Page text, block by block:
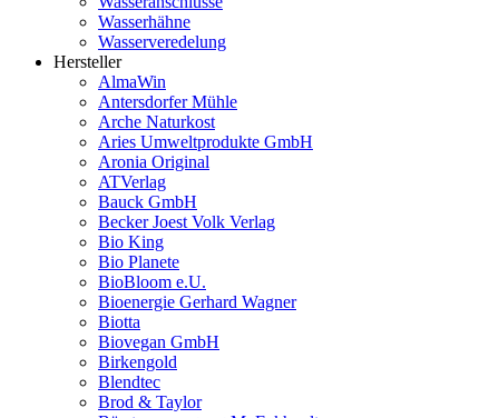
Wasserhähne
Wasserveredelung
Hersteller
AlmaWin
Antersdorfer Mühle
Arche Naturkost
Aries Umweltprodukte GmbH
Aronia Original
ATVerlag
Bauck GmbH
Becker Joest Volk Verlag
Bio King
Bio Planete
BioBloom e.U.
Bioenergie Gerhard Wagner
Biotta
Biovegan GmbH
Birkengold
Blendtec
Brod & Taylor